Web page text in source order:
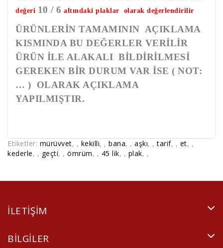
değeri 10 / 6 altındaki plaklar olarak değerlendirilir
ÜRÜNLERİN TAMAMININ AÇIKLAMA
KISMINDA BU DEĞERLER VERİLİR
ÜRÜN İLE ALAKALI BİLDİRİLMESİ
GEREKEN BİR DURUM VAR İSE ( NOT:
… ) OLARAK AÇIKLAMA
YAPILMIŞTIR.
Etiketler: mürüvvet, , kekilli, , bana, , aşkı, ,tarif, , et, ,
kederle, , geçti, , ömrüm, , 45 lik, , plak, ,
ILETIŞIM
BILGILER